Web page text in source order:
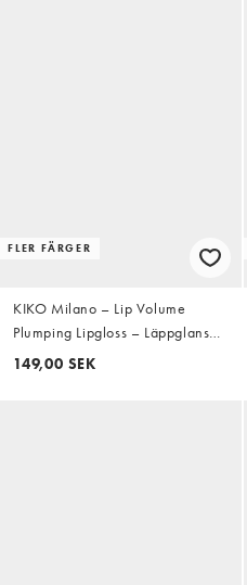
FLER FÄRGER
KIKO Milano – Lip Volume
Plumping Lipgloss – Läppglans
6,5ml - 06 Sunbeam
149,00 SEK